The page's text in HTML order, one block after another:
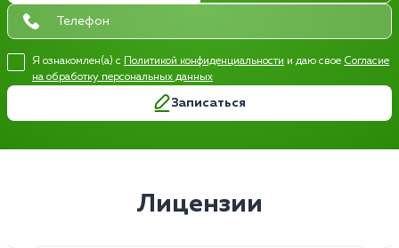
Я ознакомлен(а) с Политикой конфиденциальности и даю свое Согласие
на обработку персональных данных
Записаться
Лицензии